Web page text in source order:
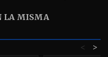
LA MISMA
>
<